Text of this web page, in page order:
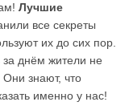
Лучшие
все секреты
их до сих пор.
днём жители не
Они знают, что
именно у нас!